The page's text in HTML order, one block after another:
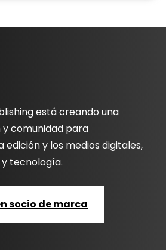
está creando una
comunidad para
edición y los medios digitales,
tecnología.
socio de marca